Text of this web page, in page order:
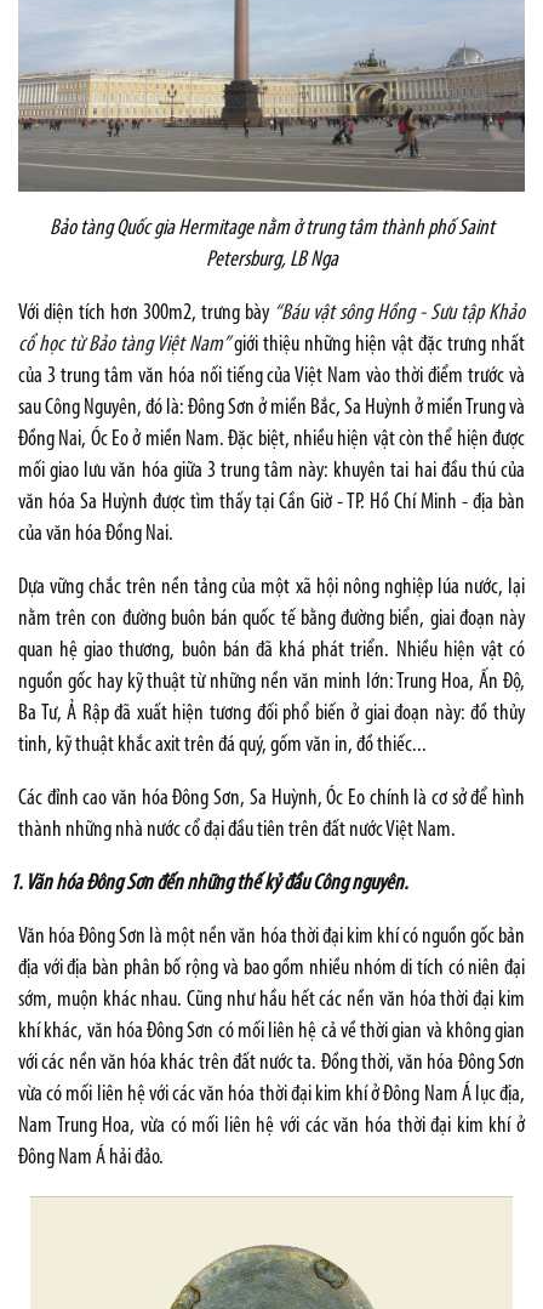
Bảo tàng Quốc gia Hermitage nằm ở trung tâm thành phố Saint
Petersburg, LB Nga
Với diện tích hơn 300m2, trưng bày “Báu vật sông Hồng - Sưu tập Khảo
cổ học từ Bảo tàng Việt Nam”giới thiệu những hiện vật đặc trưng nhất
của 3 trung tâm văn hóa nối tiếng của Việt Nam vào thời điểm trước và
sau Công Nguyên, đó là: Đông Sơn ở miền Bắc, Sa Huỳnh ở miền Trung và
Đồng Nai, Óc Eo ở miền Nam. Đặc biệt, nhiều hiện vật còn thể hiện được
mối giao lưu văn hóa giữa 3 trung tâm này: khuyên tai hai đầu thú của
văn hóa Sa Huỳnh được tìm thấy tại Cần Giờ - TP. Hồ Chí Minh - địa bàn
của văn hóa Đồng Nai.
Dựa vững chắc trên nền tảng của một xã hội nông nghiệp lúa nước, lại
nằm trên con đường buôn bán quốc tế bằng đường biển, giai đoạn này
quan hệ giao thương, buôn bán đã khá phát triển. Nhiều hiện vật có
nguồn gốc hay kỹ thuật từ những nền văn minh lớn: Trung Hoa, Ấn Độ,
Ba Tư, Ả Rập đã xuất hiện tương đối phổ biến ở giai đoạn này: đồ thủy
tinh, kỹ thuật khắc axit trên đá quý, gốm văn in, đồ thiếc...
Các đỉnh cao văn hóa Đông Sơn, Sa Huỳnh, Óc Eo chính là cơ sở để hình
thành những nhà nước cổ đại đầu tiên trên đất nước Việt Nam.
1. Văn hóa Đông Sơn đến những thế kỷ đầu Công nguyên.
Văn hóa Đông Sơn là một nền văn hóa thời đại kim khí có nguồn gốc bản
địa với địa bàn phân bố rộng và bao gồm nhiều nhóm di tích có niên đại
sớm, muộn khác nhau. Cũng như hầu hết các nền văn hóa thời đại kim
khí khác, văn hóa Đông Sơn có mối liên hệ cả về thời gian và không gian
với các nền văn hóa khác trên đất nước ta. Đồng thời, văn hóa Đông Sơn
vừa có mối liên hệ với các văn hóa thời đại kim khí ở Đông Nam Á lục địa,
Nam Trung Hoa, vừa có mối liên hệ với các văn hóa thời đại kim khí ở
Đông Nam Á hải đảo.